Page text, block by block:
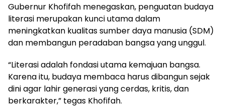
Gubernur Khofifah menegaskan, penguatan budaya
literasi merupakan kunci utama dalam
meningkatkan kualitas sumber daya manusia (SDM)
dan membangun peradaban bangsa yang unggul.
“Literasi adalah fondasi utama kemajuan bangsa.
Karena itu, budaya membaca harus dibangun sejak
dini agar lahir generasi yang cerdas, kritis, dan
berkarakter,” tegas Khofifah.